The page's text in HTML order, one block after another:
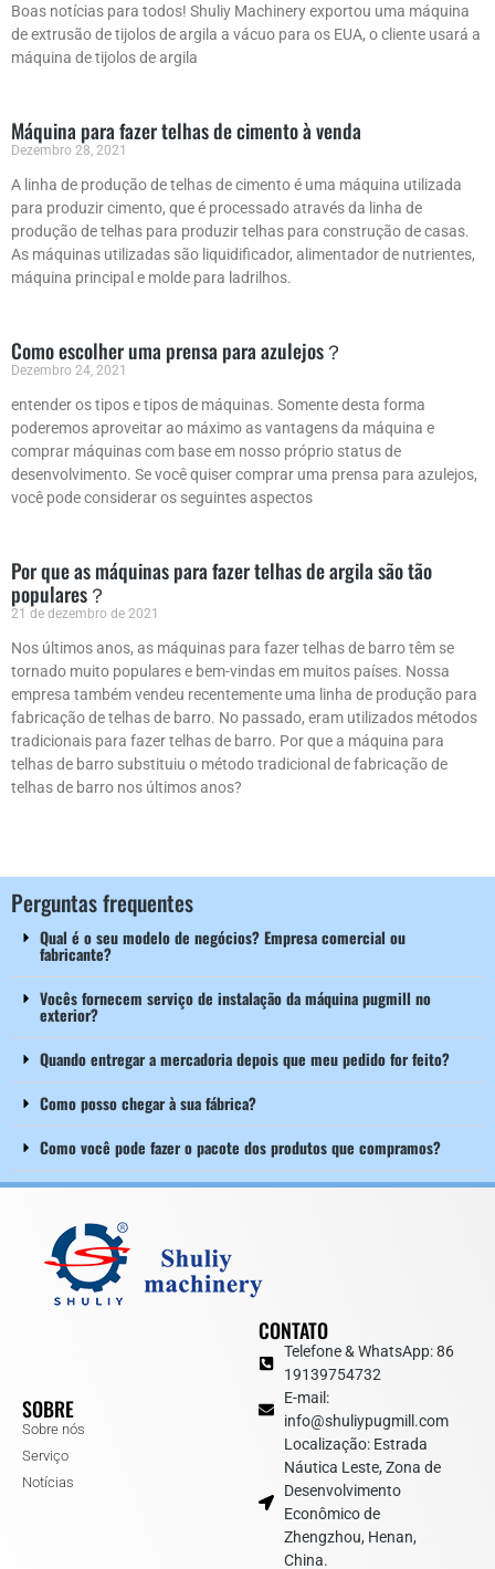
Boas notícias para todos! Shuliy Machinery exportou uma máquina
de extrusão de tijolos de argila a vácuo para os EUA, o cliente usará a
máquina de tijolos de argila
Máquina para fazer telhas de cimento à venda
Dezembro 28, 2021
A linha de produção de telhas de cimento é uma máquina utilizada
para produzir cimento, que é processado através da linha de
produção de telhas para produzir telhas para construção de casas.
As máquinas utilizadas são liquidificador, alimentador de nutrientes,
máquina principal e molde para ladrilhos.
Como escolher uma prensa para azulejos？
Dezembro 24, 2021
entender os tipos e tipos de máquinas. Somente desta forma
poderemos aproveitar ao máximo as vantagens da máquina e
comprar máquinas com base em nosso próprio status de
desenvolvimento. Se você quiser comprar uma prensa para azulejos,
você pode considerar os seguintes aspectos
Por que as máquinas para fazer telhas de argila são tão
populares？
21 de dezembro de 2021
Nos últimos anos, as máquinas para fazer telhas de barro têm se
tornado muito populares e bem-vindas em muitos países. Nossa
empresa também vendeu recentemente uma linha de produção para
fabricação de telhas de barro. No passado, eram utilizados métodos
tradicionais para fazer telhas de barro. Por que a máquina para
telhas de barro substituiu o método tradicional de fabricação de
telhas de barro nos últimos anos?
Perguntas frequentes
Qual é o seu modelo de negócios? Empresa comercial ou
fabricante?
Vocês fornecem serviço de instalação da máquina pugmill no
exterior?
Quando entregar a mercadoria depois que meu pedido for feito?
Como posso chegar à sua fábrica?
Como você pode fazer o pacote dos produtos que compramos?
SOBRE
Sobre nós
Serviço
Notícias
CONTATO
Telefone & WhatsApp: 86
19139754732
E-mail:
info@shuliypugmill.com
Localização: Estrada
Náutica Leste, Zona de
Desenvolvimento
Econômico de
Zhengzhou, Henan,
China.
Chat